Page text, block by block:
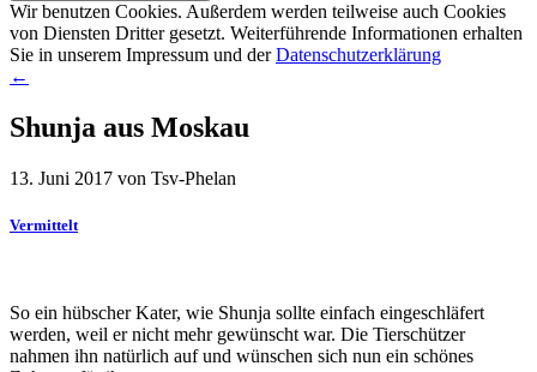
Wir benutzen Cookies. Außerdem werden teilweise auch Cookies
von Diensten Dritter gesetzt. Weiterführende Informationen erhalten
Sie in unserem Impressum und derDatenschutzerklärung
←
Shunja aus Moskau
13. Juni 2017 von Tsv-Phelan
Vermittelt
So ein hübscher Kater, wie Shunja sollte einfach eingeschläfert
werden, weil er nicht mehr gewünscht war. Die Tierschützer
nahmen ihn natürlich auf und wünschen sich nun ein schönes